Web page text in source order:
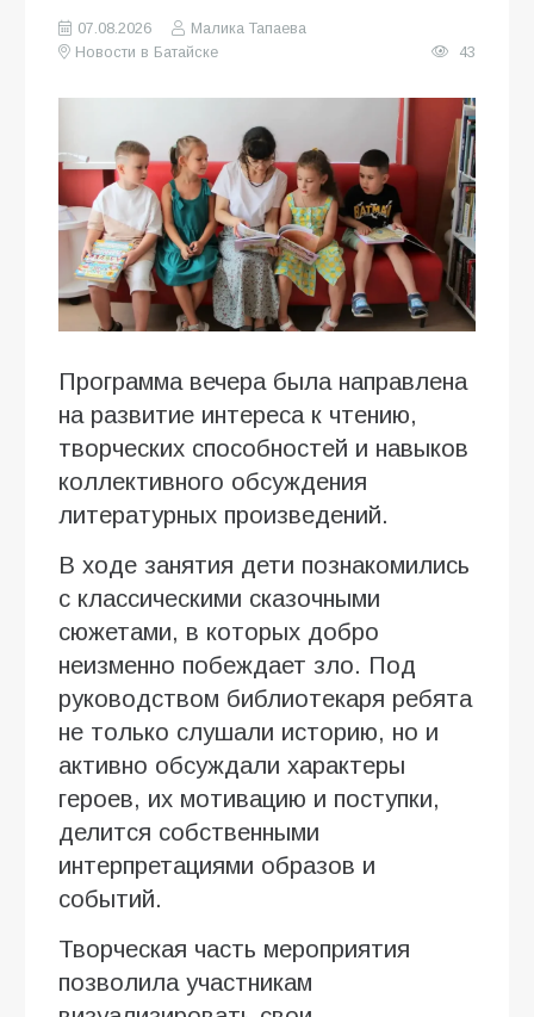
07.08.2026
Малика Тапаева
Новости в Батайске
43
Программа вечера была направлена
на развитие интереса к чтению,
творческих способностей и навыков
коллективного обсуждения
литературных произведений.
В ходе занятия дети познакомились
с классическими сказочными
сюжетами, в которых добро
неизменно побеждает зло. Под
руководством библиотекаря ребята
не только слушали историю, но и
активно обсуждали характеры
героев, их мотивацию и поступки,
делится собственными
интерпретациями образов и
событий.
Творческая часть мероприятия
позволила участникам